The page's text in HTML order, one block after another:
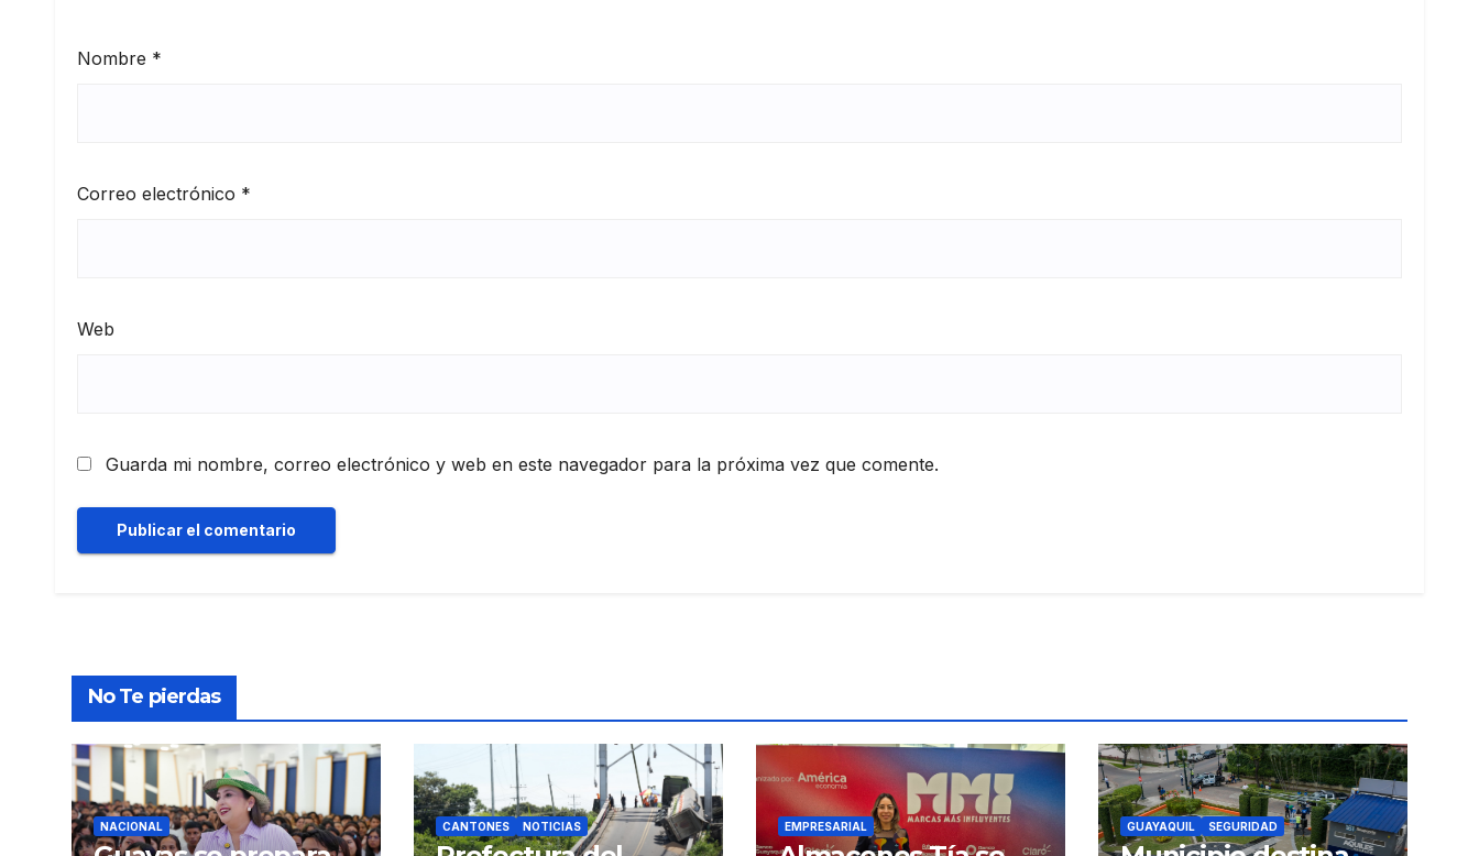
Nombre *
Correo electrónico *
Web
Guarda mi nombre, correo electrónico y web en este navegador para la próxima vez que comente.
No Te pierdas
NACIONAL CANTONES NOTICIAS EMPRESARIAL GUAYAQUIL SEGURIDAD